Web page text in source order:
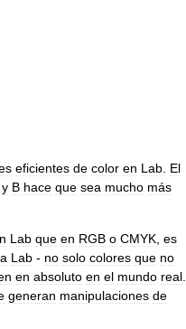
eficientes de color en Lab. El
y B hace que sea mucho más
Lab que en RGB o CMYK, es
Lab - no solo colores que no
en absoluto en el mundo real.
generan manipulaciones de